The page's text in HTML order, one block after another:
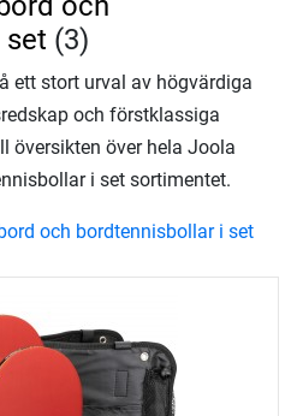
set (3)
ett stort urval av högvärdiga
och förstklassiga
översikten över hela Joola
i set sortimentet.
och bordtennisbollar i set